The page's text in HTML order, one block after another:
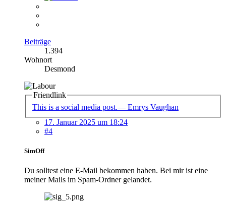
Beiträge
1.394
Wohnort
Desmond
Friendlink
This is a social media post.— Emrys Vaughan
17. Januar 2025 um 18:24
#4
SimOff
Du solltest eine E-Mail bekommen haben. Bei mir ist eine
meiner Mails im Spam-Ordner gelandet.